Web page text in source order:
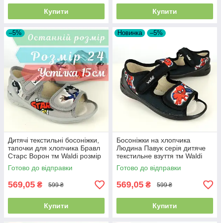
Купити Купити
–5%
Дитячі текстильні босоніжки,
тапочки для хлопчика Бравл
Старс Ворон тм Waldi розмір
24 - устілка 15 см
Готово до відправки
569,05 ₴ 599 ₴
Купити
Новинка –5%
Босоніжки на хлопчика
Людина Павук серія дитяче
текстильне взуття тм Waldi
розмір 24 - устілка 15 см
Готово до відправки
569,05 ₴ 599 ₴
Купити